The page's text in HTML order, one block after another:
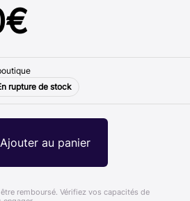
€
Ajouter au panier
remboursé. Vérifiez vos capacités de
rupture de stock